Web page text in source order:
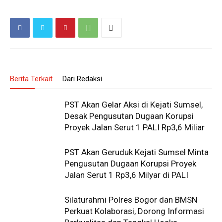
Berita Terkait Dari Redaksi
PST Akan Gelar Aksi di Kejati Sumsel,
Desak Pengusutan Dugaan Korupsi
Proyek Jalan Serut 1 PALI Rp3,6 Miliar
PST Akan Geruduk Kejati Sumsel Minta
Pengusutan Dugaan Korupsi Proyek
Jalan Serut 1 Rp3,6 Milyar di PALI
Silaturahmi Polres Bogor dan BMSN
Perkuat Kolaborasi, Dorong Informasi